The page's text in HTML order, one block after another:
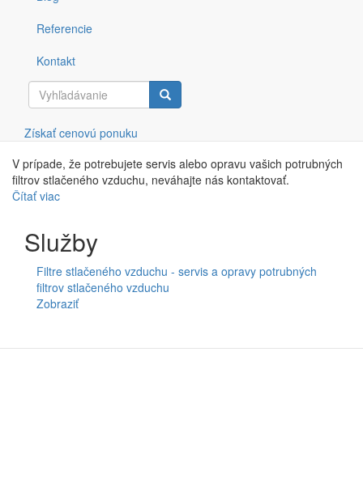
Referencie
Kontakt
Získať cenovú ponuku
Správne fungujúce potrubné filtre sú nevyhnutné pre
zabezpečenie čistoty a kvality stlačeného vzduchu vo Vašej
prevádzke. Pomocou pravidelnej výmeny vložiek filtrov je možné
V prípade, že potrebujete servis alebo opravu vašich potrubných
filtrov stlačeného vzduchu, neváhajte nás kontaktovať.
Čítať viac
vzduchu
servis
a
opravy
Služby
Filtre stlačeného vzduchu - servis a opravy potrubných
filtrov stlačeného vzduchu
Zobraziť